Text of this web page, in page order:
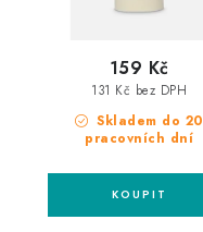
Skladem do 20
pracovních dní
131 Kč bez DPH
159 Kč